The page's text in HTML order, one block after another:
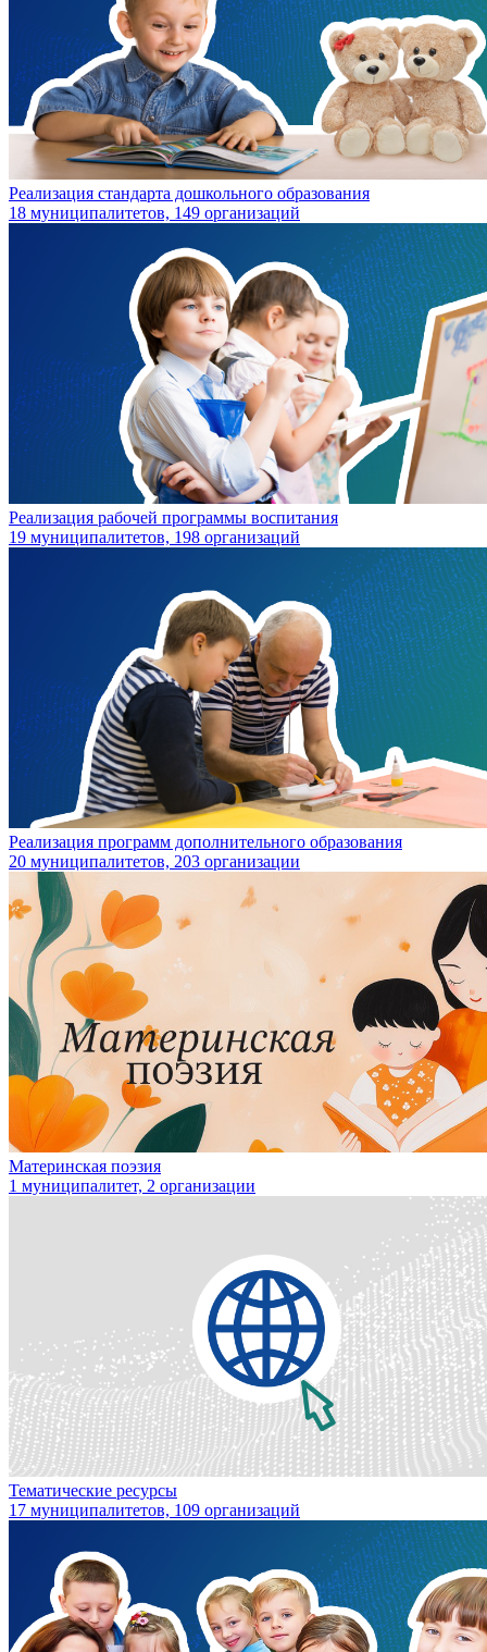
Реализация стандарта дошкольного образования
18 муниципалитетов, 149 организаций
Реализация рабочей программы воспитания
19 муниципалитетов, 198 организаций
Реализация программ дополнительного образования
20 муниципалитетов, 203 организации
Материнская поэзия
1 муниципалитет, 2 организации
Тематические ресурсы
17 муниципалитетов, 109 организаций